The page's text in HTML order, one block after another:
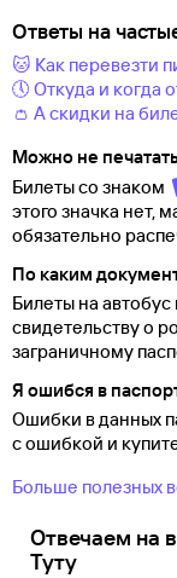
Ответы на
🐱 Как перевезти
🕔 Откуда и когда
👛 А скидки на
Можно не
Билеты со знаком
этого значка нет,
обязательно
По каким
Билеты на
свидетельству о
заграничному
Я ошибся в
Ошибки в данных
с ошибкой и
Больше полезных
Отвечаем на
Туту